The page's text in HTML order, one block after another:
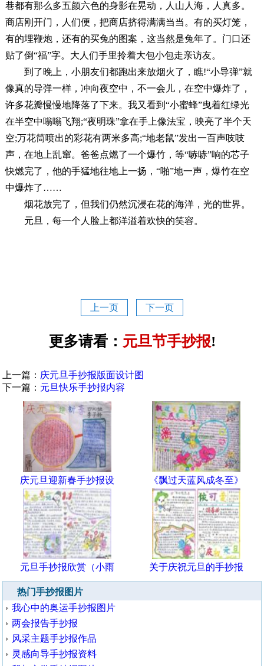
巷都有那么多五颜六色的身影在晃动，人山人海，人真多。
商店刚开门，人们便，把商店挤得满满当当。有的买灯笼，
有的埋鞭炮，还有的买兔的图案，这当然是兔年了。门口还
贴了倒“福”字。大人们手里拎着大包小包走亲访友。
到了晚上，小朋友们都跑出来放烟火了，瞧!“小导弹”就
像真的导弹一样，冲向夜空中，不一会儿，在空中爆炸了，
许多花瓣慢慢地降落了下来。我又看到“小蜜蜂”曳着红绿光
在半空中嗡嗡飞翔;“夜明珠”拿在手上像法宝，映亮了半个天
空;万花筒喷出的彩花有两米多高;“地老鼠”发出一百声吱吱
声，在地上乱窜。爸爸点燃了一个爆竹，等“哧哧”响的芯子
快燃完了，他的手猛地往地上一扬，“啪”地一声，爆竹在空
中爆炸了……
烟花放完了，但我们仍然沉浸在花的海洋，光的世界。
元旦，每一个人脸上都洋溢着欢快的笑容。
上一页 下一页
更多请看： 元旦节手抄报!
上一篇： 庆元旦手抄报版面设计图
下一篇： 元旦快乐手抄报内容
庆元旦迎新春手抄报设 《飘过天蓝风成冬至》
元旦手抄报欣赏（小雨 关于庆祝元旦的手抄报
热门手抄报图片
我心中的奥运手抄报图片
两会报告手抄报
风采主题手抄报作品
灵感向导手抄报资料